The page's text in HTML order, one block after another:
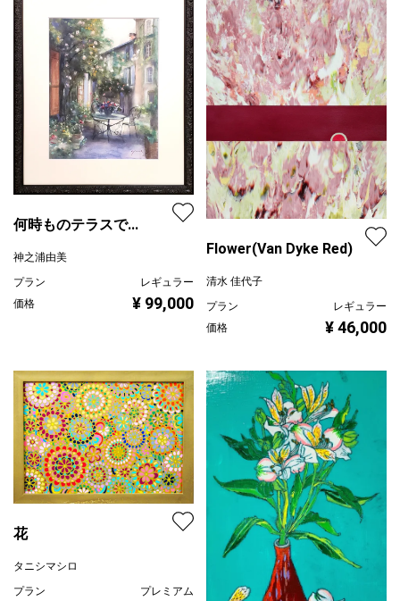
何時ものテラスで...
神之浦由美
プラン
レギュラー
価格
¥ 99,000
Flower(Van Dyke Red)
清水 佳代子
プラン
レギュラー
価格
¥ 46,000
花
タニシマシロ
プラン
プレミアム